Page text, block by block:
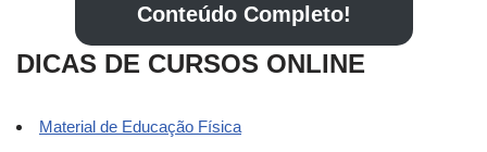
Conteúdo Completo!
DICAS DE CURSOS ONLINE
Material de Educação Física